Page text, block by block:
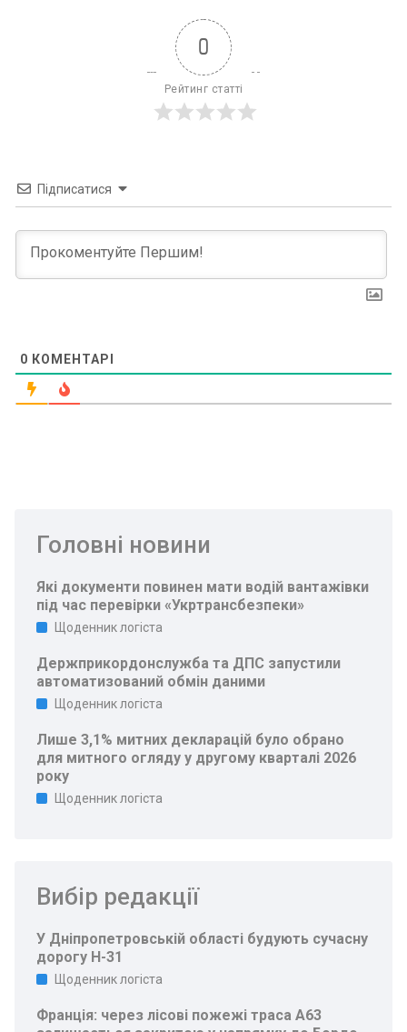
0
Рейтинг статті
Підписатися
0 КОМЕНТАРІ
Головні новини
Які документи повинен мати водій вантажівки
під час перевірки «Укртрансбезпеки»
Щоденник логіста
Держприкордонслужба та ДПС запустили
автоматизований обмін даними
Щоденник логіста
Лише 3,1% митних декларацій було обрано
для митного огляду у другому кварталі 2026
року
Щоденник логіста
Вибір редакції
У Дніпропетровській області будують сучасну
дорогу Н-31
Щоденник логіста
Франція: через лісові пожежі траса A63